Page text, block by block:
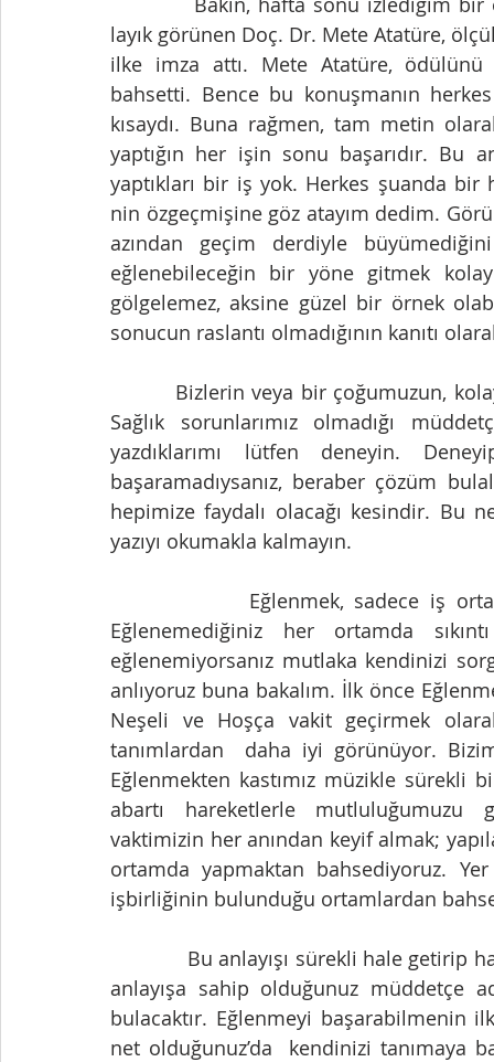
layık görünen Doç. Dr. Mete Atatüre,
ilke imza attı. Mete Atatüre, ödülünü
bahsetti. Bence bu konuşmanın
kısaydı. Buna rağmen, tam metin
yaptığın her işin sonu başarıdır. Bu
yaptıkları bir iş yok. Herkes şuanda bir
nin özgeçmişine göz atayım dedim.
azından geçim derdiyle
eğlenebileceğin bir yöne gitmek
gölgelemez, aksine güzel bir örnek
sonucun raslantı olmadığının kanıtı
Sağlık sorunlarımız olmadığı
yazdıklarımı lütfen deneyin.
başaramadıysanız, beraber çözüm
hepimize faydalı olacağı kesindir. Bu
yazıyı okumakla kalmayın.
Eğlenemediğiniz her ortamda
eğlenemiyorsanız mutlaka kendinizi
anlıyoruz buna bakalım. İlk önce
Neşeli ve Hoşça vakit geçirmek
tanımlardan  daha iyi görünüyor.
Eğlenmekten kastımız müzikle sürekli
abartı hareketlerle mutluluğumuzu
vaktimizin her anından keyif almak;
ortamda yapmaktan bahsediyoruz.
işbirliğinin bulunduğu ortamlardan
anlayışa sahip olduğunuz müddetçe
bulacaktır. Eğlenmeyi başarabilmenin
net olduğunuz’da  kendinizi tanımaya